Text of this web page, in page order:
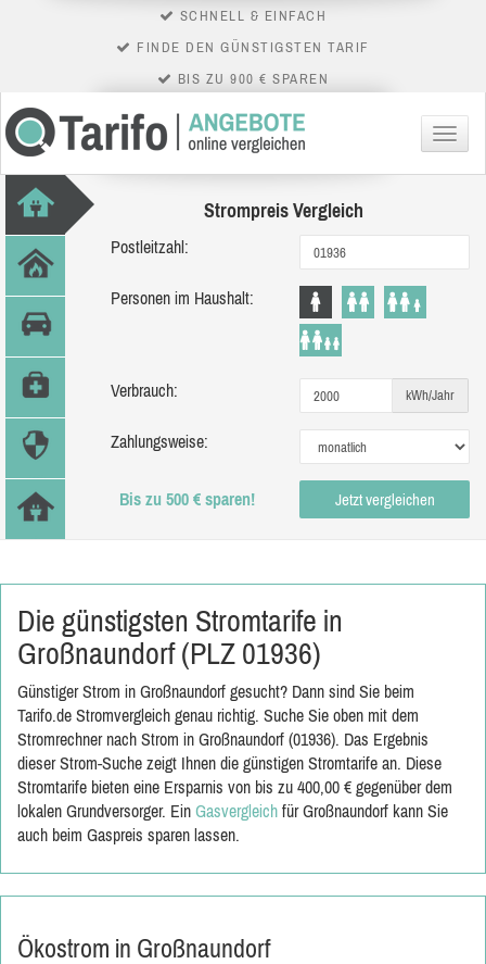
SCHNELL & EINFACH
FINDE DEN GÜNSTIGSTEN TARIF
BIS ZU 900 € SPAREN
Menü
Strompreis Vergleich
Postleitzahl:
Personen im Haushalt:
Verbrauch: kWh/Jahr
Zahlungsweise:
Bis zu 500 € sparen! Jetzt vergleichen
Die günstigsten Stromtarife in
Großnaundorf (PLZ 01936)
Günstiger Strom in Großnaundorf gesucht? Dann sind Sie beim
Tarifo.de Stromvergleich genau richtig. Suche Sie oben mit dem
Stromrechner nach Strom in Großnaundorf (01936). Das Ergebnis
dieser Strom-Suche zeigt Ihnen die günstigen Stromtarife an. Diese
Stromtarife bieten eine Ersparnis von bis zu 400,00 € gegenüber dem
lokalen Grundversorger. Ein Gasvergleich für Großnaundorf kann Sie
auch beim Gaspreis sparen lassen.
Ökostrom in Großnaundorf